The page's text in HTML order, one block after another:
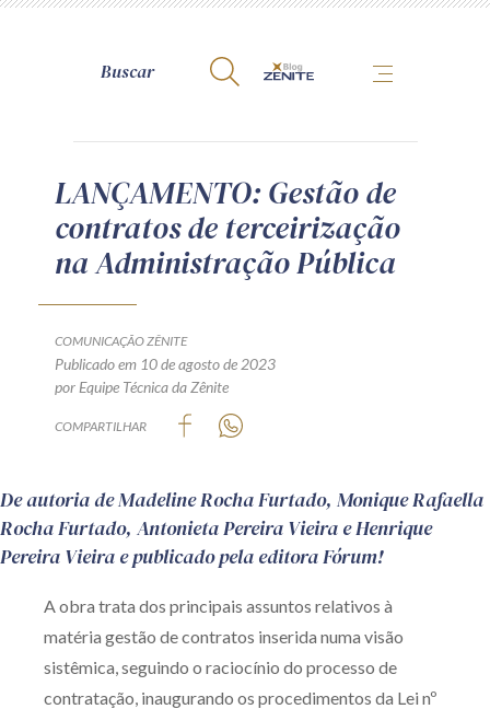
A Zênite
Como publicar conosco
Site da Zênite
Política de Privacidade
Guia de Direitos dos Titulares de Dados
Encarregado (contato)
Produtos e serviços
Zênite Fácil IA
Zênite Play
Orientação por Escrito
Mentoria Zênite
LANÇAMENTO: Gestão de
contratos de terceirização
na Administração Pública
COMUNICAÇÃO ZÊNITE
Publicado em 10 de agosto de 2023
por Equipe Técnica da Zênite
COMPARTILHAR
De autoria de Madeline Rocha Furtado, Monique Rafaella
Rocha Furtado, Antonieta Pereira Vieira e Henrique
Pereira Vieira e publicado pela editora Fórum!
A obra trata dos principais assuntos relativos à
matéria gestão de contratos inserida numa visão
sistêmica, seguindo o raciocínio do processo de
contratação, inaugurando os procedimentos da Lei nº